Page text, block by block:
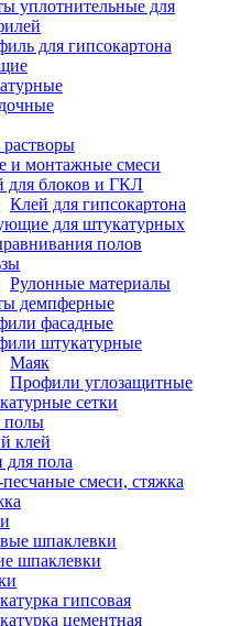
уплотнительные для
для гипсокартона
и монтажные смеси
для блоков и ГКЛ
Клей для гипсокартона
для штукатурных
полов
Рулонные материалы
демпферные
фасадные
штукатурные
Маяк
Профили углозащитные
сетки
полы
клей
для пола
смеси, стяжка
шпаклевки
шпаклевки
гипсовая
цементная